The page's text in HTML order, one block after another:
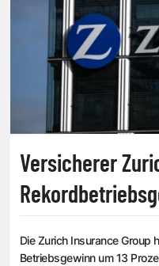
Versicherer
Die Zurich Insurance Group
Betriebsgewinn um 13